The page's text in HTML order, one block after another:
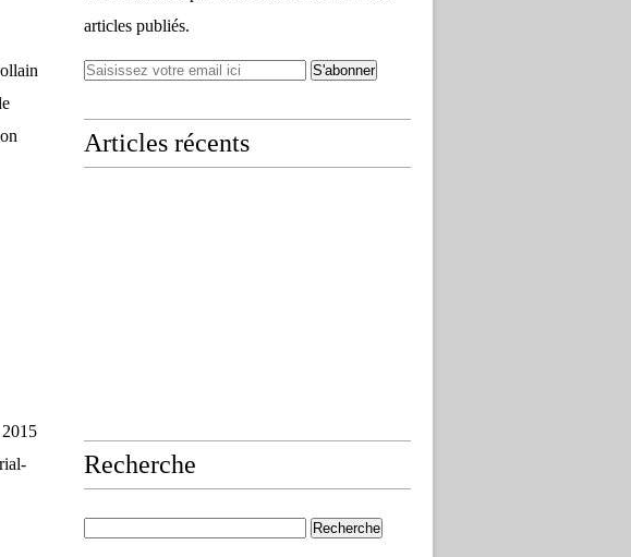
articles publiés.
Articles récents
Recherche